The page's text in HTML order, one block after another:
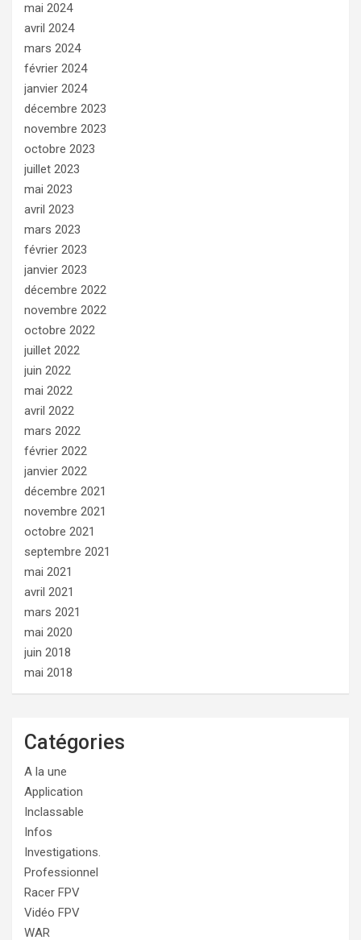
mai 2024
avril 2024
mars 2024
février 2024
janvier 2024
décembre 2023
novembre 2023
octobre 2023
juillet 2023
mai 2023
avril 2023
mars 2023
février 2023
janvier 2023
décembre 2022
novembre 2022
octobre 2022
juillet 2022
juin 2022
mai 2022
avril 2022
mars 2022
février 2022
janvier 2022
décembre 2021
novembre 2021
octobre 2021
septembre 2021
mai 2021
avril 2021
mars 2021
mai 2020
juin 2018
mai 2018
Catégories
A la une
Application
Inclassable
Infos
Investigations.
Professionnel
Racer FPV
Vidéo FPV
WAR